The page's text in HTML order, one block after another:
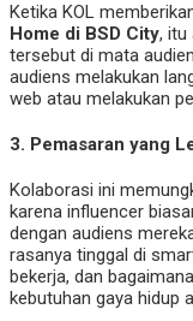
Ketika KOL
Home di BSD City, itu
tersebut di mata
audiens melakukan
web atau melakukan
3. Pemasaran yang
Kolaborasi ini
karena influencer
dengan audiens
rasanya tinggal di
bekerja, dan
kebutuhan gaya hidup